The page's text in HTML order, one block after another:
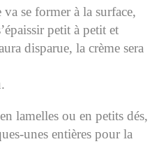
se former à la surface,
petit à petit et
disparue, la crème sera
lamelles ou en petits dés,
unes entières pour la